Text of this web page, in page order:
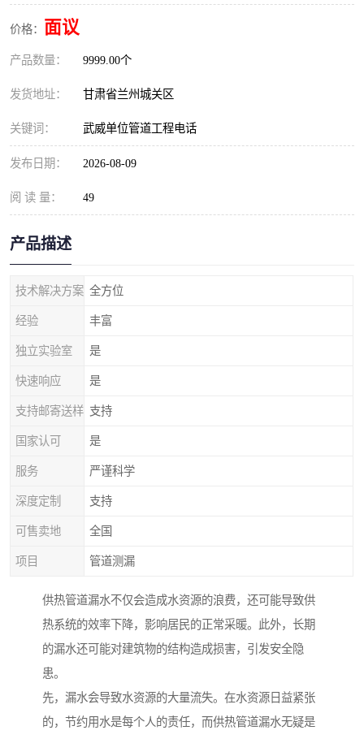
价格： 面议
产品数量： 9999.00个
发货地址： 甘肃省兰州城关区
关键词： 武威单位管道工程电话
发布日期： 2026-08-09
阅 读 量： 49
产品描述
技术解决方案 全方位
经验 丰富
独立实验室 是
快速响应 是
支持邮寄送样 支持
国家认可 是
服务 严谨科学
深度定制 支持
可售卖地 全国
项目 管道测漏
供热管道漏水不仅会造成水资源的浪费，还可能导致供
热系统的效率下降，影响居民的正常采暖。此外，长期
的漏水还可能对建筑物的结构造成损害，引发安全隐
患。
先，漏水会导致水资源的大量流失。在水资源日益紧张
的，节约用水是每个人的责任，而供热管道漏水无疑是